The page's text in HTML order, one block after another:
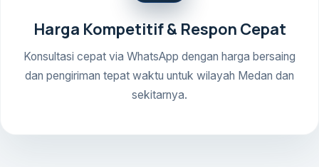
Harga Kompetitif & Respon Cepat
Konsultasi cepat via WhatsApp dengan harga bersaing
dan pengiriman tepat waktu untuk wilayah Medan dan
sekitarnya.